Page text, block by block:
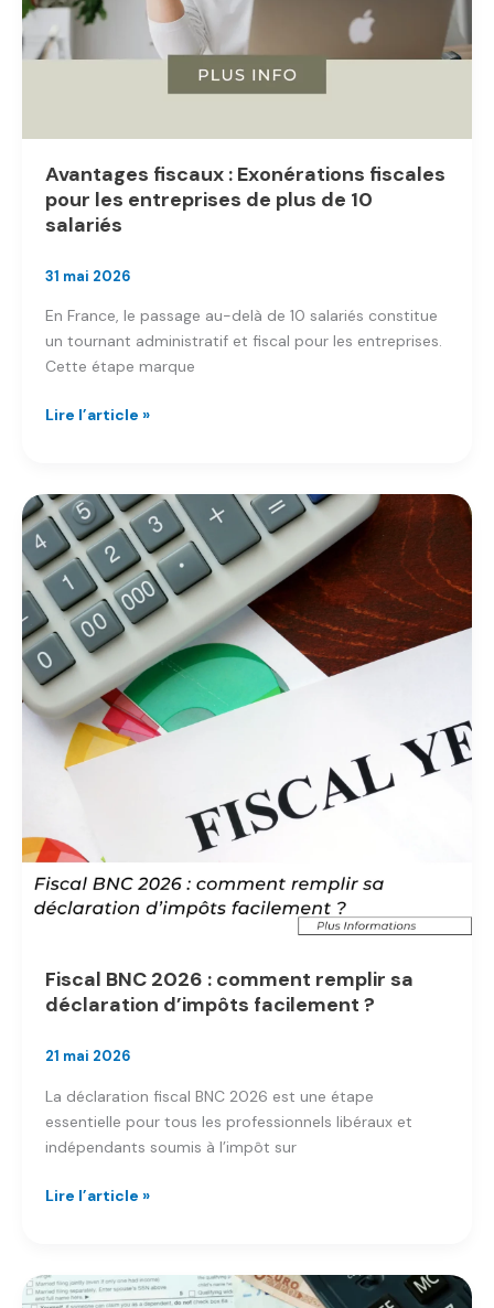
Avantages fiscaux : Exonérations fiscales
pour les entreprises de plus de 10
salariés
31 mai 2026
En France, le passage au-delà de 10 salariés constitue
un tournant administratif et fiscal pour les entreprises.
Cette étape marque
Avantages
Exonérations
fiscales
pour
les
entreprises
de
plus
de
10
salariés
Lire l’article »
Fiscal BNC 2026 : comment remplir sa
déclaration d’impôts facilement ?
21 mai 2026
La déclaration fiscal BNC 2026 est une étape
essentielle pour tous les professionnels libéraux et
indépendants soumis à l’impôt sur
Fiscal
:
comment
Lire l’article »